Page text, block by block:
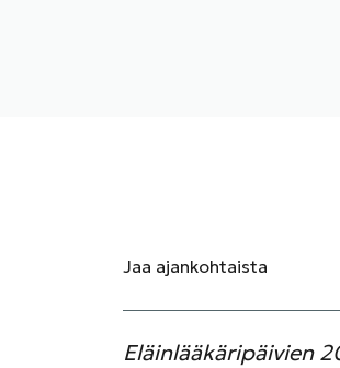
Jaa ajankohtaista
Eläinlääkäripäivien